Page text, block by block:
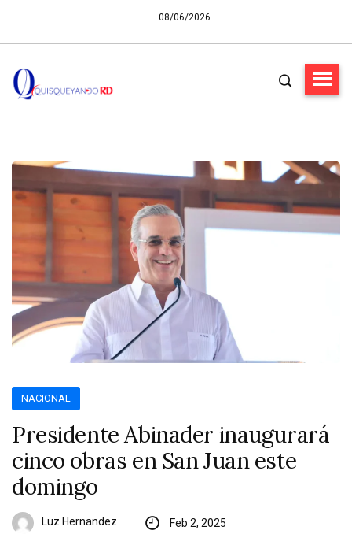
08/06/2026
NACIONAL
Presidente Abinader inaugurará
cinco obras en San Juan este
domingo
Luz Hernandez Feb 2, 2025